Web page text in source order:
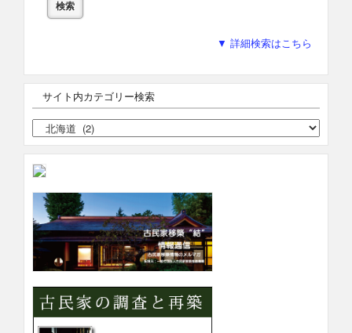
▼ 詳細検索はこちら
サイト内カテゴリー検索
サ
イ
ト
内
カ
テ
ゴ
リ
ー
検